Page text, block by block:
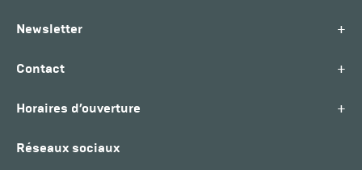
Newsletter +
Contact +
Horaires d’ouverture +
Réseaux sociaux